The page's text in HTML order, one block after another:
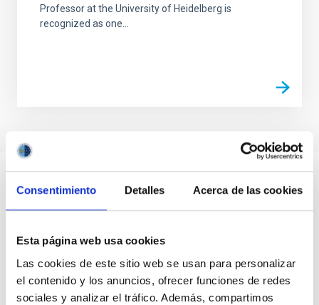
Consentimiento Detalles Acerca de las cookies
Esta página web usa cookies
Las cookies de este sitio web se usan para personalizar
el contenido y los anuncios, ofrecer funciones de redes
sociales y analizar el tráfico. Además, compartimos
Professor at the University of Heidelberg is
recognized as one...